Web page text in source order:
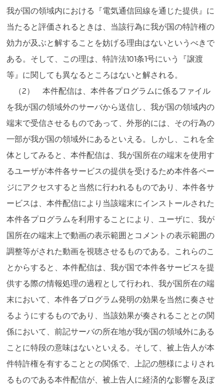
我が国の領域内における『電気通信回線を通じた提供』に
当たると評価されるときは、当該行為に我が国の特許権の
効力が及ぶと解することを妨げる理由はないというべきで
ある。そして、この理は、特許法101条1号にいう『譲渡
等』に関しても異なるところはないと解される。
（2） 本件配信は、本件各プログラムに係るファイル
を我が国の領域外のサーバから送信し、我が国の領域内の
端末で受信させるものであって、外形的には、その行為の
一部が我が国の領域外にあるといえる。しかし、これを全
体としてみると、本件配信は、我が国所在の端末を使用す
るユーザが本件各サービスの提供を受けるため本件各ペー
ジにアクセスすると当然に行われるものであり、本件各サ
ービスは、本件配信により当該端末にインストールされた
本件各プログラムを利用することにより、ユーザに、我が
国所在の端末上で動画の表示範囲とコメントの表示範囲の
調整等がされた動画を視聴させるものである。これらのこ
とからすると、本件配信は、我が国で本件各サービスを提
供する際の情報処理の過程として行われ、我が国所在の端
末において、本件各プログラム発明の効果を当然に奏させ
るようにするものであり、当該効果が奏されることとの関
係において、前記サーバの所在地が我が国の領域外にある
ことに特段の意味はないといえる。そして、被上告人が本
件特許権を有することとの関係で、上記の態様によりされ
るものである本件配信が、被上告人に経済的な影響を及ぼ